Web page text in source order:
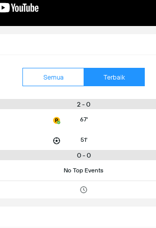
Semua Terbaik
2 - 0
67'
51'
0 - 0
No Top Events